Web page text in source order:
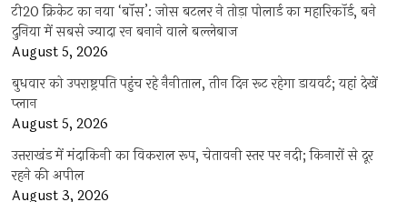
टी20 क्रिकेट का नया ‘बॉस’: जोस बटलर ने तोड़ा पोलार्ड का महारिकॉर्ड, बने
दुनिया में सबसे ज्यादा रन बनाने वाले बल्लेबाज
August 5, 2026
बुधवार को उपराष्ट्रपति पहुंच रहे नैनीताल, तीन दिन रूट रहेगा डायवर्ट; यहां देखें
प्‍लान
August 5, 2026
उत्तराखंड में मंदाकिनी का विकराल रूप, चेतावनी स्तर पर नदी; किनारों से दूर
रहने की अपील
August 3, 2026